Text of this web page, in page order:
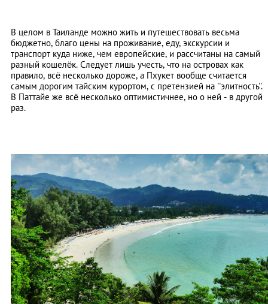
В целом в Таиланде можно жить и путешествовать весьма
бюджетно, благо цены на проживание, еду, экскурсии и
транспорт куда ниже, чем европейские, и рассчитаны на самый
разный кошелёк. Следует лишь учесть, что на островах как
правило, всё несколько дороже, а Пхукет вообще считается
самым дорогим тайским курортом, с претензией на ''элитность''.
В Паттайе же всё несколько оптимистичнее, но о ней - в другой
раз.